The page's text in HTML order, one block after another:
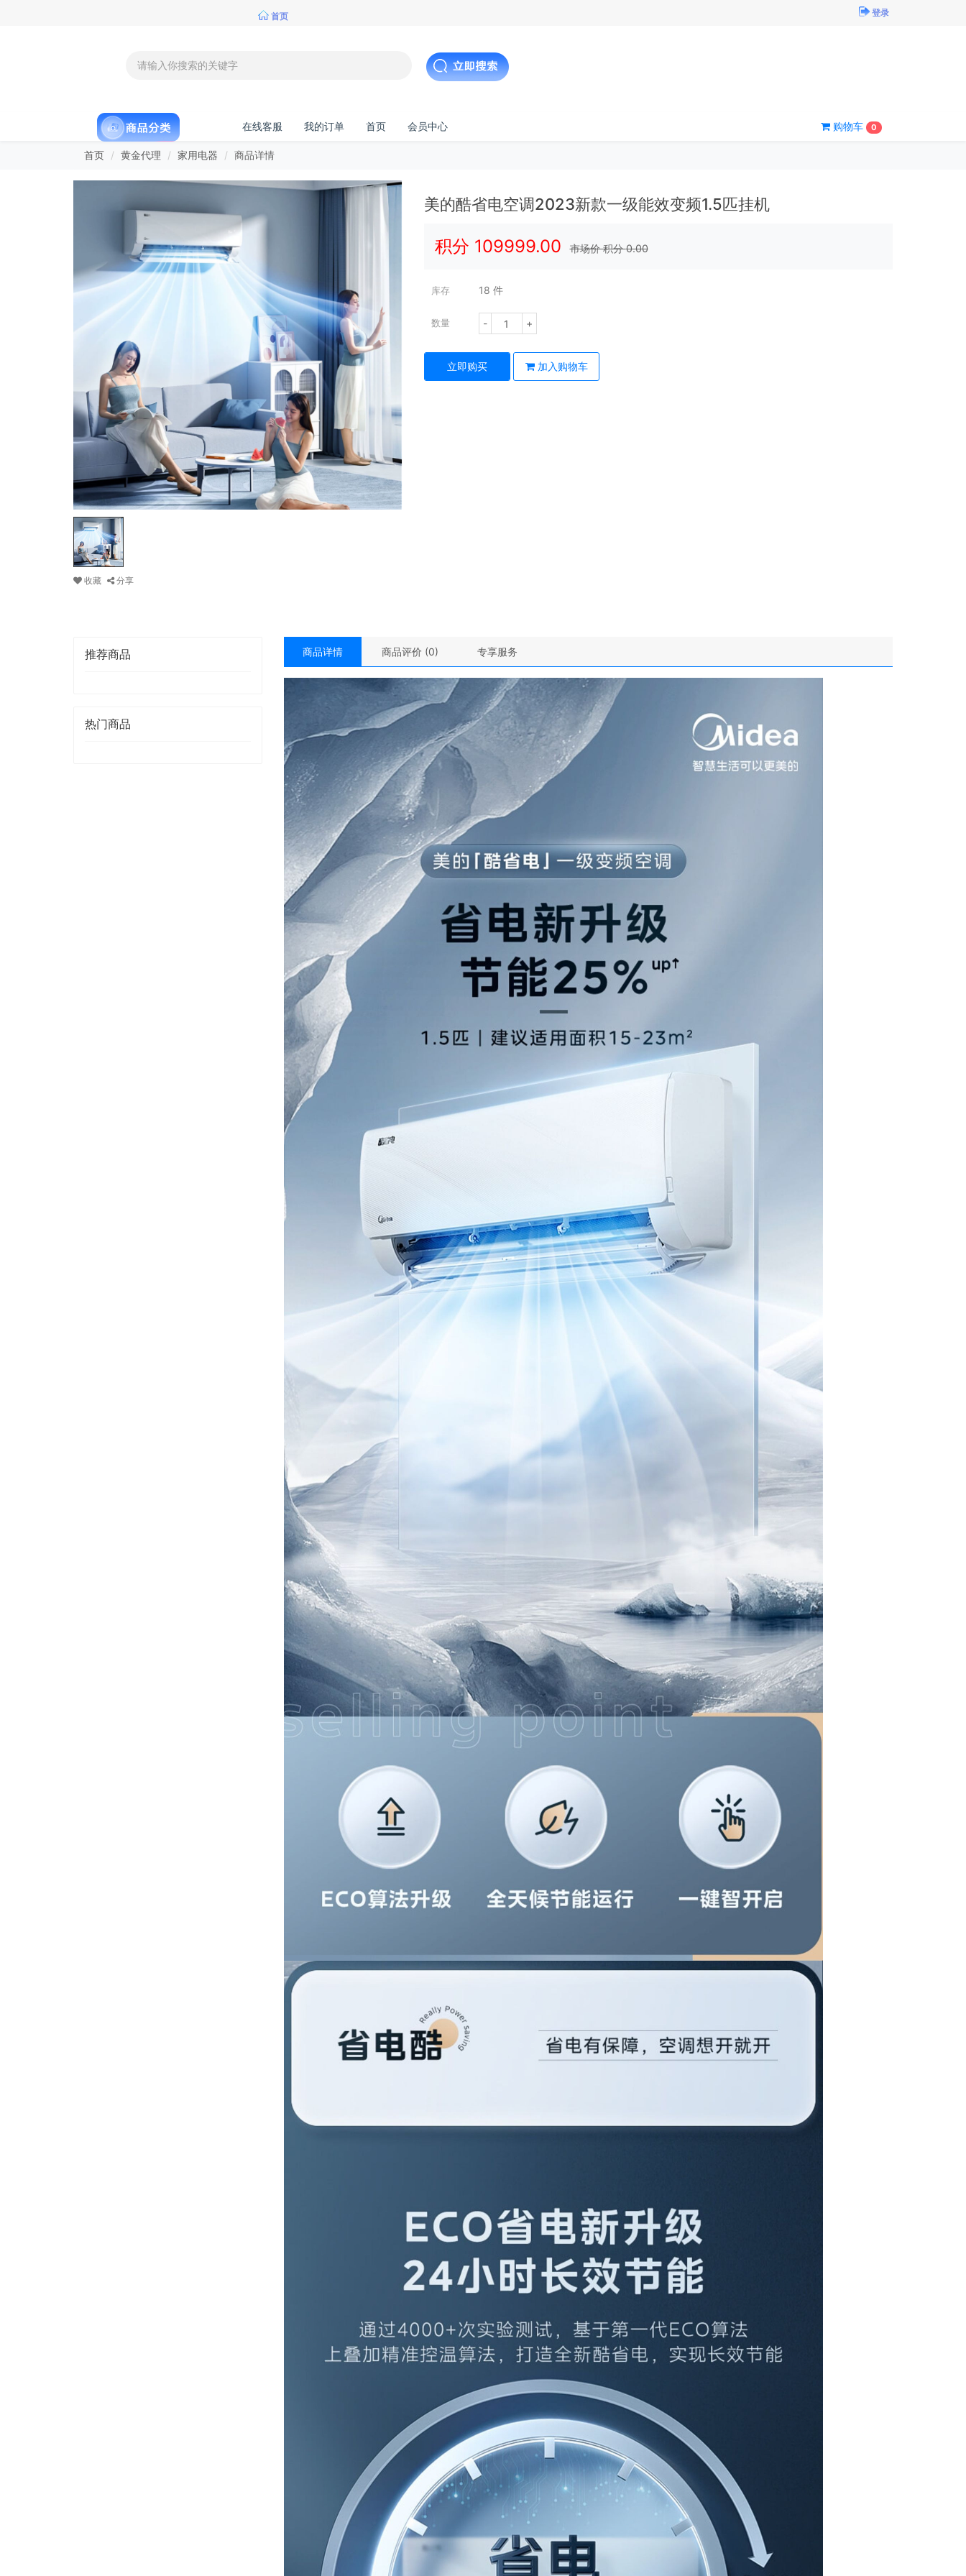
首页 登录
在线客服 我的订单 首页 会员中心 购物车 0
首页 黄金代理 家用电器 商品详情
收藏 分享
美的酷省电空调2023新款一级能效变频1.5匹挂机
积分 109999.00 市场价 积分0.00
库存 18 件
数量 - +
立即购买 加入购物车
推荐商品
热门商品
商品详情 商品评价 (0) 专享服务